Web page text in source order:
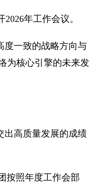
年工作会议。
度一致的战略方向与
为核心引擎的未来发
出高质量发展的成绩
按照年度工作会部